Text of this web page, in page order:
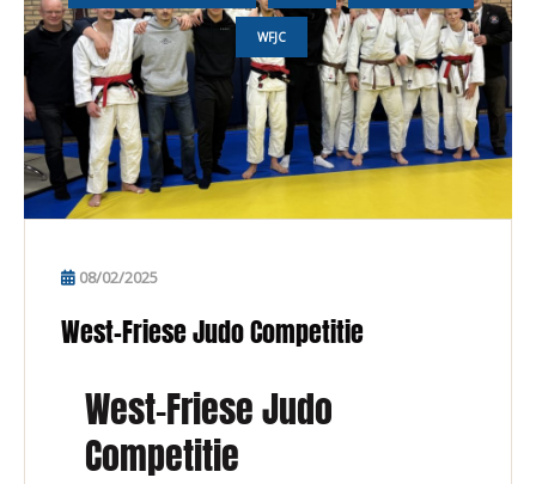
WFJC
08/02/2025
West-Friese Judo Competitie
West-Friese Judo
Competitie